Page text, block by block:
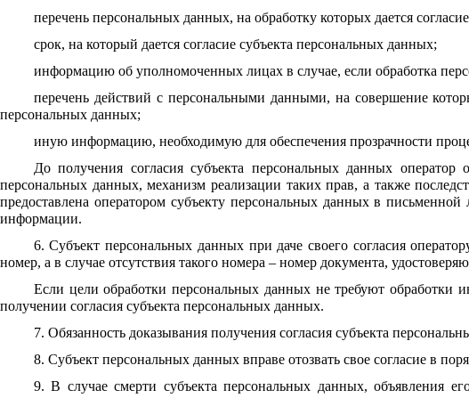
перечень персональных данных, на обработку которых дается
срок, на который дается согласие субъекта персональных данных;
информацию об уполномоченных лицах в случае, если обработка
перечень действий с персональными данными, на совершение
персональных данных;
иную информацию, необходимую для обеспечения прозрачности
До получения согласия субъекта персональных данных
персональных данных, механизм реализации таких прав, а также
предоставлена оператором субъекту персональных данных в
информации.
6. Субъект персональных данных при даче своего согласия
номер, а в случае отсутствия такого номера – номер документа,
Если цели обработки персональных данных не требуют обработки
получении согласия субъекта персональных данных.
7. Обязанность доказывания получения согласия субъекта
8. Субъект персональных данных вправе отозвать свое согласие в
9. В случае смерти субъекта персональных данных, объявления